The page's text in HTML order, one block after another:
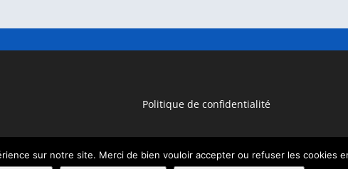
Politique de confidentialité
sur notre site. Merci de bien vouloir accepter ou refuser les cookies